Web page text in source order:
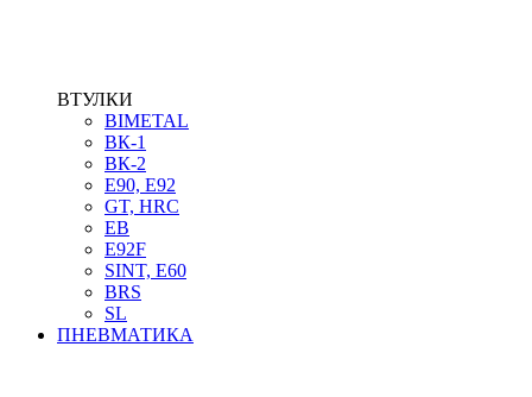
ВТУЛКИ
BIMETAL
ВК-1
ВК-2
Е90, E92
GT, HRC
EB
Е92F
SINT, E60
BRS
SL
ПНЕВМАТИКА